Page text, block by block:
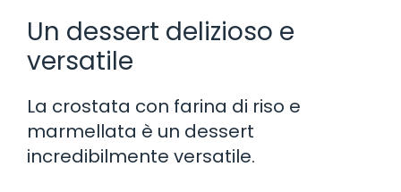
Un dessert delizioso e
versatile
La crostata con farina di riso e
marmellata è un dessert
incredibilmente versatile.